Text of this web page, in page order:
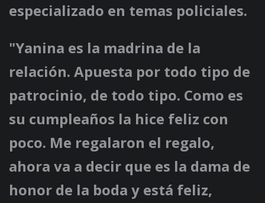
especializado en temas policiales.
"Yanina es la madrina de la
relación. Apuesta por todo tipo de
patrocinio, de todo tipo. Como es
su cumpleaños la hice feliz con
poco. Me regalaron el regalo,
ahora va a decir que es la dama de
honor de la boda y está feliz,